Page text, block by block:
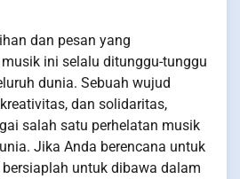
dan pesan yang
ini selalu ditunggu-tunggu
dunia. Sebuah wujud
dan solidaritas,
salah satu perhelatan musik
Jika Anda berencana untuk
untuk dibawa dalam